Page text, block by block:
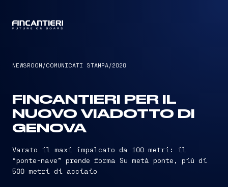
NEWSROOM /COMUNICATI STAMPA/2020
FINCANTIERI PER IL
NUOVO VIADOTTO DI
GENOVA
Varato il maxi impalcato da 100 metri: il
“ponte-nave” prende forma Su metà ponte, più di
500 metri di acciaio